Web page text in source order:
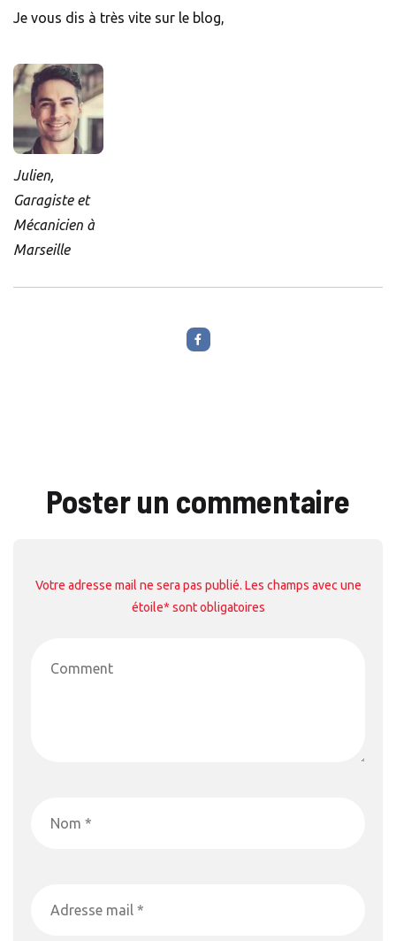
Je vous dis à très vite sur le blog,
Julien,
Garagiste et
Mécanicien à
Marseille
Poster un commentaire
Votre adresse mail ne sera pas publié. Les champs avec une
étoile* sont obligatoires